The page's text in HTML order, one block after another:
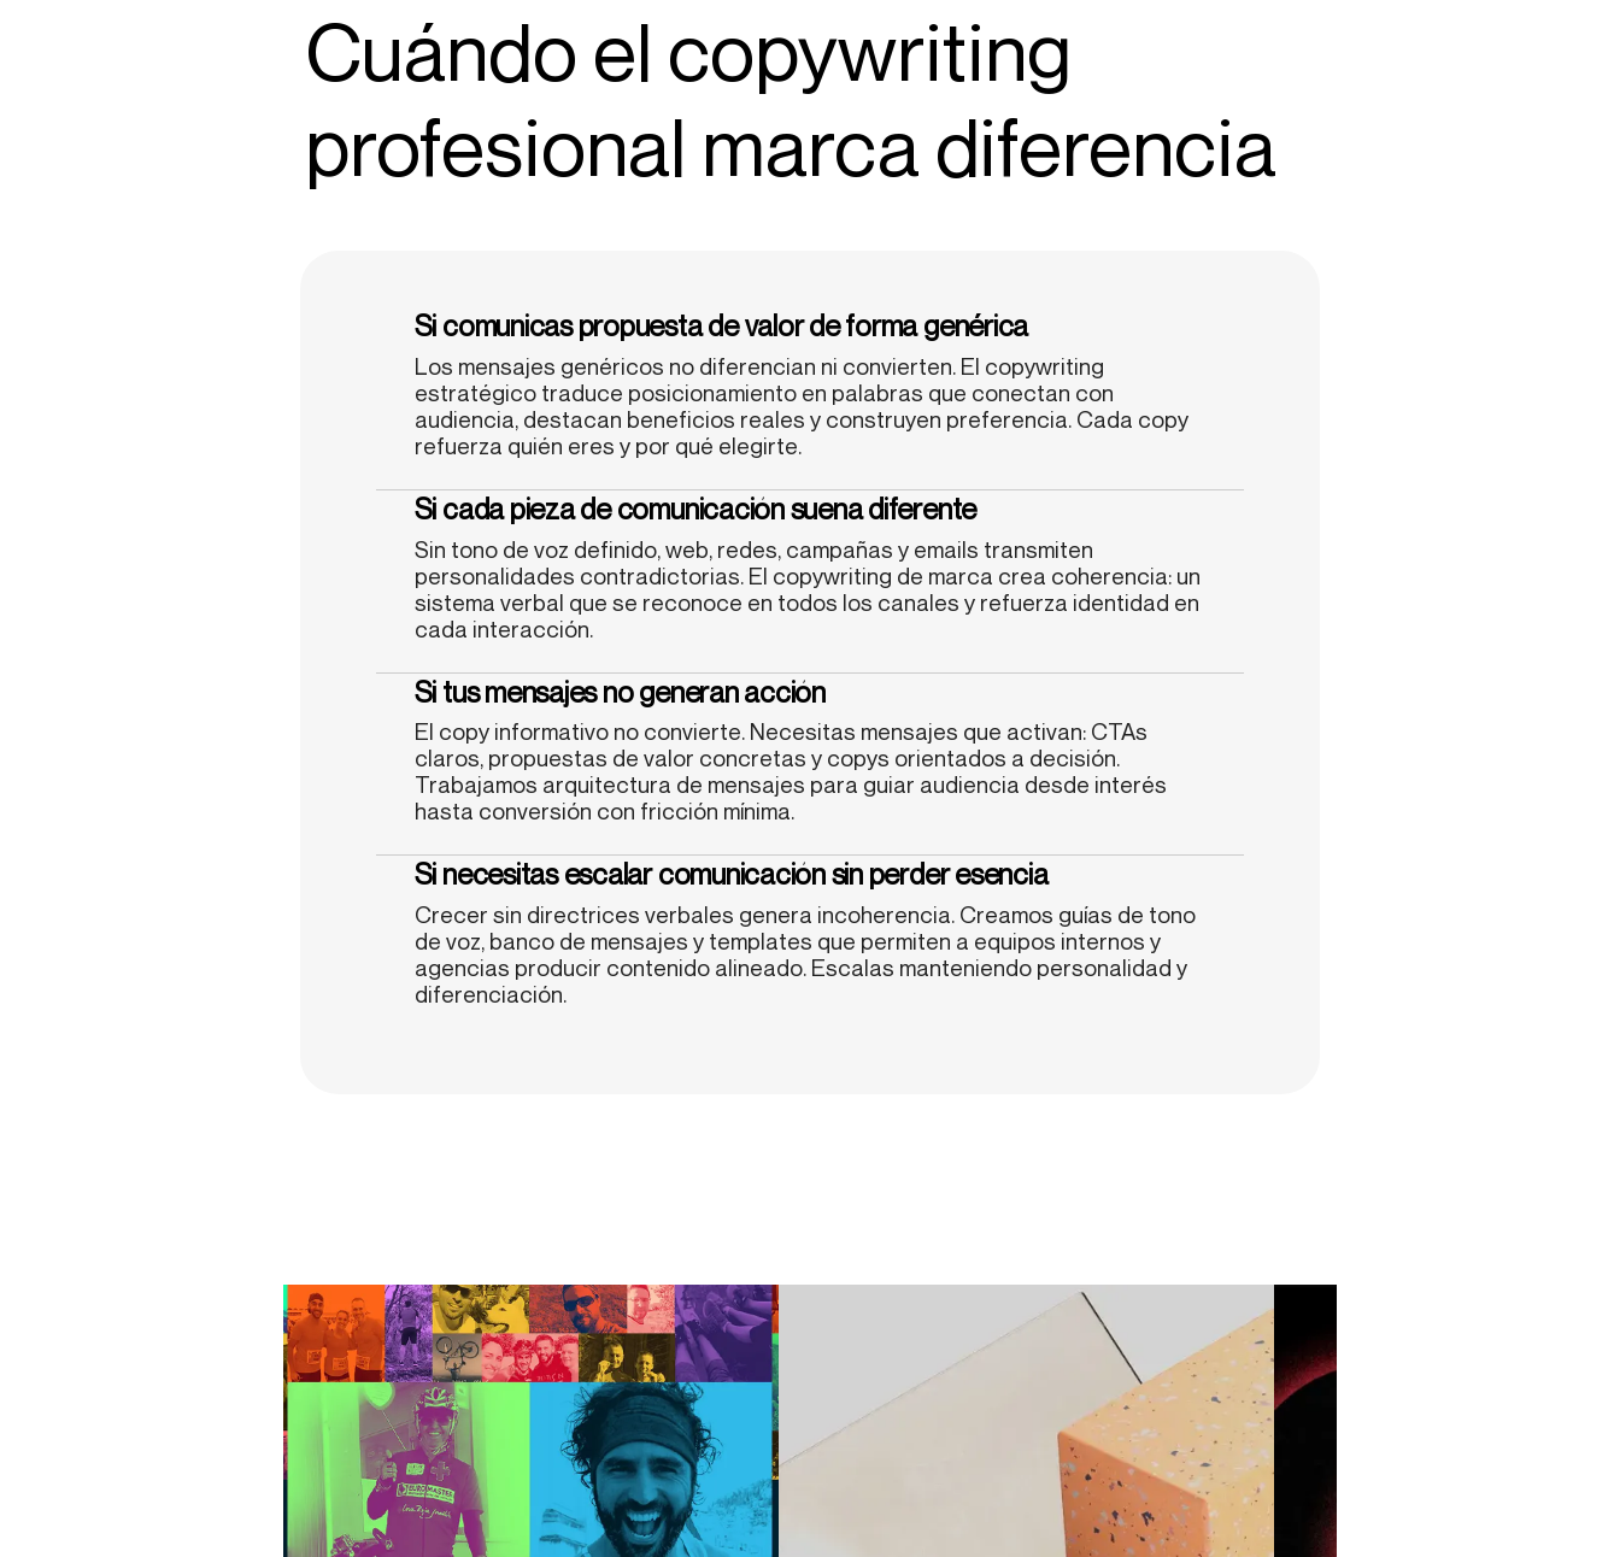
Cuándo el copywriting
profesional marca diferencia
Si comunicas propuesta de valor de forma genérica
Los mensajes genéricos no diferencian ni convierten. El copywriting
estratégico traduce posicionamiento en palabras que conectan con
audiencia, destacan beneficios reales y construyen preferencia. Cada copy
refuerza quién eres y por qué elegirte.
Si cada pieza de comunicación suena diferente
Sin tono de voz definido, web, redes, campañas y emails transmiten
personalidades contradictorias. El copywriting de marca crea coherencia: un
sistema verbal que se reconoce en todos los canales y refuerza identidad en
cada interacción.
Si tus mensajes no generan acción
El copy informativo no convierte. Necesitas mensajes que activan: CTAs
claros, propuestas de valor concretas y copys orientados a decisión.
Trabajamos arquitectura de mensajes para guiar audiencia desde interés
hasta conversión con fricción mínima.
Si necesitas escalar comunicación sin perder esencia
Crecer sin directrices verbales genera incoherencia. Creamos guías de tono
de voz, banco de mensajes y templates que permiten a equipos internos y
agencias producir contenido alineado. Escalas manteniendo personalidad y
diferenciación.